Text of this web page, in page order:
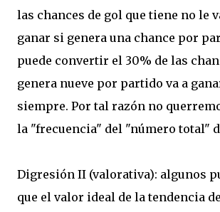
las chances de gol que tiene no le
ganar si genera una chance por
puede convertir el 30% de las
genera nueve por partido va a
siempre. Por tal razón no
la "frecuencia" del "número total"
Digresión II (valorativa): algunos
que el valor ideal de la tendencia